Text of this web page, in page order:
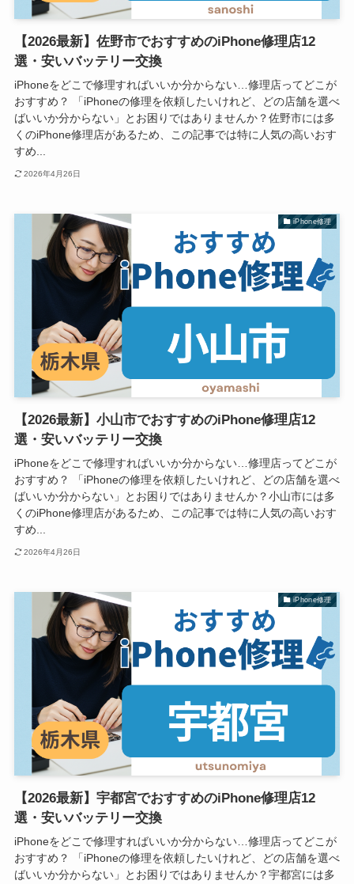
【2026最新】佐野市でおすすめのiPhone修理店12
選・安いバッテリー交換
iPhoneをどこで修理すればいいか分からない…修理店ってどこが
おすすめ？ 「iPhoneの修理を依頼したいけれど、どの店舗を選べ
ばいいか分からない」とお困りではありませんか？佐野市には多
くのiPhone修理店があるため、この記事では特に人気の高いおす
すめ...
2026年4月26日
iPhone修理
【2026最新】小山市でおすすめのiPhone修理店12
選・安いバッテリー交換
iPhoneをどこで修理すればいいか分からない…修理店ってどこが
おすすめ？ 「iPhoneの修理を依頼したいけれど、どの店舗を選べ
ばいいか分からない」とお困りではありませんか？小山市には多
くのiPhone修理店があるため、この記事では特に人気の高いおす
すめ...
2026年4月26日
iPhone修理
【2026最新】宇都宮でおすすめのiPhone修理店12
選・安いバッテリー交換
iPhoneをどこで修理すればいいか分からない…修理店ってどこが
おすすめ？ 「iPhoneの修理を依頼したいけれど、どの店舗を選べ
ばいいか分からない」とお困りではありませんか？宇都宮には多